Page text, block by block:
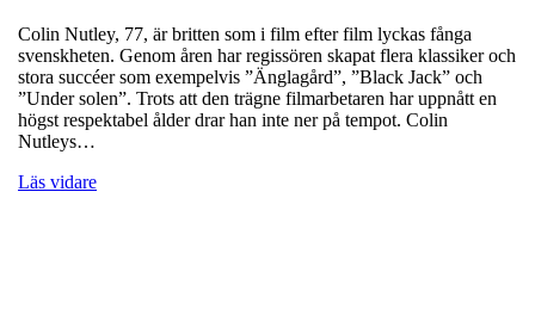
Colin Nutley, 77, är britten som i film efter film lyckas fånga
svenskheten. Genom åren har regissören skapat flera klassiker och
stora succéer som exempelvis ”Änglagård”, ”Black Jack” och
”Under solen”. Trots att den trägne filmarbetaren har uppnått en
högst respektabel ålder drar han inte ner på tempot. Colin
Nutleys…
Läs vidare